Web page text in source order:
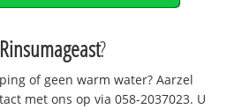
Rinsumageast?
of geen warm water? Aarzel
met ons op via 058-2037023. U